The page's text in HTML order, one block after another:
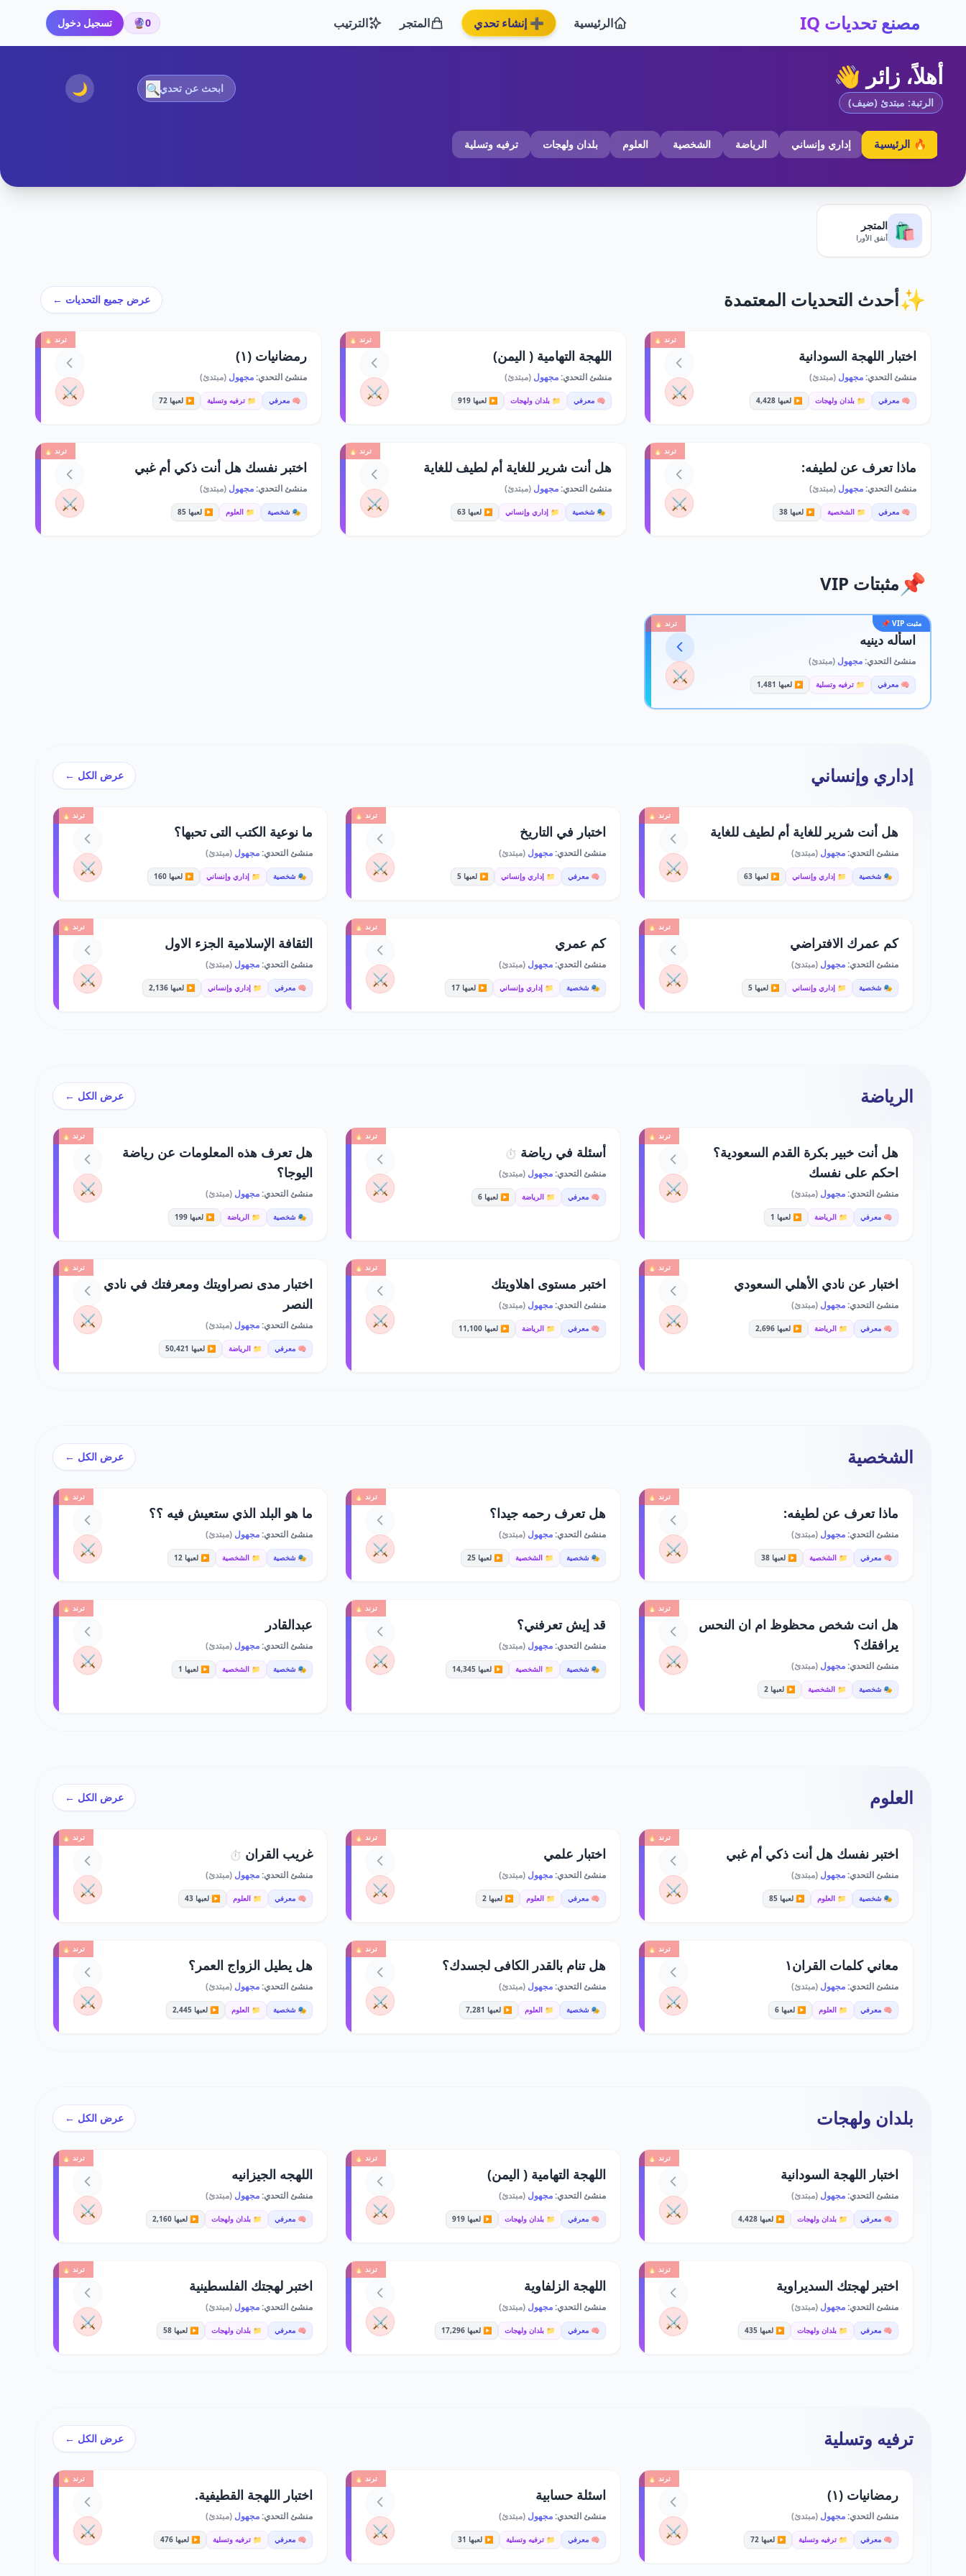
مصنع تحديات IQ الرئيسية ➕ إنشاء تحدي المتجر الترتيب 0
🔮 تسجيل دخول
أهلاً، زائر 👋
الرتبة: مبتدئ (ضيف)
🔍
🌙
🔥 الرئيسية إداري وإنساني الرياضة الشخصية العلوم بلدان ولهجات ترفيه وتسلية
🛍️ المتجر
أنفق الأورا
✨أحدث التحديات المعتمدة عرض جميع التحديات ←
ترند 🔥
اختبار اللهجة السودانية
منشئ التحدي:مجهول (مبتدئ)
🧠 معرفي 📁 بلدان ولهجات ▶️ لعبها 4,428 ⚔️
ترند 🔥
اللهجة التهامية ( اليمن)
منشئ التحدي:مجهول (مبتدئ)
🧠 معرفي 📁 بلدان ولهجات ▶️ لعبها 919 ⚔️
ترند 🔥
رمضانيات (١)
منشئ التحدي:مجهول (مبتدئ)
🧠 معرفي 📁 ترفيه وتسلية ▶️ لعبها 72 ⚔️
ترند 🔥
ماذا تعرف عن لطيفه:
منشئ التحدي:مجهول (مبتدئ)
🧠 معرفي 📁 الشخصية ▶️ لعبها 38 ⚔️
ترند 🔥
هل أنت شرير للغاية أم لطيف للغاية
منشئ التحدي:مجهول (مبتدئ)
🎭 شخصية 📁 إداري وإنساني ▶️ لعبها 63 ⚔️
ترند 🔥
اختبر نفسك هل أنت ذكي أم غبي
منشئ التحدي:مجهول (مبتدئ)
🎭 شخصية 📁 العلوم ▶️ لعبها 85 ⚔️
📌 مثبتات VIP
مثبت VIP 📌 ترند 🔥
اسأله دينيه
منشئ التحدي:مجهول (مبتدئ)
🧠 معرفي 📁 ترفيه وتسلية ▶️ لعبها 1,481 ⚔️
إداري وإنساني عرض الكل ←
ترند 🔥
هل أنت شرير للغاية أم لطيف للغاية
منشئ التحدي:مجهول (مبتدئ)
🎭 شخصية 📁 إداري وإنساني ▶️ لعبها 63 ⚔️
ترند 🔥
اختبار في التاريخ
منشئ التحدي:مجهول(مبتدئ)
🧠 معرفي 📁 إداري وإنساني ▶️ لعبها 5 ⚔️
ترند 🔥
ما نوعية الكتب التى تحبها؟
منشئ التحدي:مجهول (مبتدئ)
🎭 شخصية 📁 إداري وإنساني ▶️ لعبها 160 ⚔️
ترند 🔥
كم عمرك الافتراضي
منشئ التحدي:مجهول (مبتدئ)
🎭 شخصية 📁 إداري وإنساني ▶️ لعبها 5 ⚔️
ترند 🔥
كم عمري
منشئ التحدي:مجهول(مبتدئ)
🎭 شخصية 📁 إداري وإنساني ▶️ لعبها 17 ⚔️
ترند 🔥
الثقافة الإسلامية الجزء الاول
منشئ التحدي:مجهول (مبتدئ)
🧠 معرفي 📁 إداري وإنساني ▶️ لعبها 2,136 ⚔️
الرياضة عرض الكل ←
ترند 🔥
هل أنت خبير بكرة القدم السعودية؟
احكم على نفسك
منشئ التحدي:مجهول (مبتدئ)
🧠 معرفي 📁 الرياضة ▶️ لعبها 1
⚔️
ترند 🔥
أسئلة في رياضة ⏱️
منشئ التحدي:مجهول(مبتدئ)
🧠 معرفي 📁 الرياضة ▶️ لعبها 6 ⚔️
ترند 🔥
هل تعرف هذه المعلومات عن رياضة
اليوجا؟
منشئ التحدي:مجهول (مبتدئ)
🎭 شخصية 📁 الرياضة ▶️ لعبها 199
⚔️
ترند 🔥
اختبار عن نادي الأهلي السعودي
منشئ التحدي:مجهول (مبتدئ)
🧠 معرفي 📁 الرياضة ▶️ لعبها 2,696 ⚔️
ترند 🔥
اختبر مستوى اهلاويتك
منشئ التحدي:مجهول(مبتدئ)
🧠 معرفي 📁 الرياضة ▶️ لعبها 11,100 ⚔️
ترند 🔥
اختبار مدى نصراويتك ومعرفتك في نادي
النصر
منشئ التحدي:مجهول (مبتدئ)
🧠 معرفي 📁 الرياضة ▶️ لعبها 50,421
⚔️
الشخصية عرض الكل ←
ترند 🔥
ماذا تعرف عن لطيفه:
منشئ التحدي:مجهول (مبتدئ)
🧠 معرفي 📁 الشخصية ▶️ لعبها 38 ⚔️
ترند 🔥
هل تعرف رحمه جيدا؟
منشئ التحدي:مجهول(مبتدئ)
🎭 شخصية 📁 الشخصية ▶️ لعبها 25 ⚔️
ترند 🔥
ما هو البلد الذي ستعيش فيه ؟؟
منشئ التحدي:مجهول (مبتدئ)
🎭 شخصية 📁 الشخصية ▶️ لعبها 12 ⚔️
ترند 🔥
هل انت شخص محظوظ ام ان النحس
يرافقك؟
منشئ التحدي:مجهول (مبتدئ)
🎭 شخصية 📁 الشخصية ▶️ لعبها 2
⚔️
ترند 🔥
قد إيش تعرفني؟
منشئ التحدي:مجهول(مبتدئ)
🎭 شخصية 📁 الشخصية ▶️ لعبها 14,345 ⚔️
ترند 🔥
عبدالقادر
منشئ التحدي:مجهول (مبتدئ)
🎭 شخصية 📁 الشخصية ▶️ لعبها 1 ⚔️
العلوم عرض الكل ←
ترند 🔥
اختبر نفسك هل أنت ذكي أم غبي
منشئ التحدي:مجهول (مبتدئ)
🎭 شخصية 📁 العلوم ▶️ لعبها 85 ⚔️
ترند 🔥
اختبار علمي
منشئ التحدي:مجهول(مبتدئ)
🧠 معرفي 📁 العلوم ▶️ لعبها 2 ⚔️
ترند 🔥
غريب القران ⏱️
منشئ التحدي:مجهول (مبتدئ)
🧠 معرفي 📁 العلوم ▶️ لعبها 43 ⚔️
ترند 🔥
معاني كلمات القران١
منشئ التحدي:مجهول (مبتدئ)
🧠 معرفي 📁 العلوم ▶️ لعبها 6 ⚔️
ترند 🔥
هل تنام بالقدر الكافى لجسدك؟
منشئ التحدي:مجهول(مبتدئ)
🎭 شخصية 📁 العلوم ▶️ لعبها 7,281 ⚔️
ترند 🔥
هل يطيل الزواج العمر؟
منشئ التحدي:مجهول (مبتدئ)
🎭 شخصية 📁 العلوم ▶️ لعبها 2,445 ⚔️
بلدان ولهجات عرض الكل ←
ترند 🔥
اختبار اللهجة السودانية
منشئ التحدي:مجهول (مبتدئ)
🧠 معرفي 📁 بلدان ولهجات ▶️ لعبها 4,428 ⚔️
ترند 🔥
اللهجة التهامية ( اليمن)
منشئ التحدي:مجهول(مبتدئ)
🧠 معرفي 📁 بلدان ولهجات ▶️ لعبها 919 ⚔️
ترند 🔥
اللهجه الجيزانيه
منشئ التحدي:مجهول (مبتدئ)
🧠 معرفي 📁 بلدان ولهجات ▶️ لعبها 2,160 ⚔️
ترند 🔥
اختبر لهجتك السديراوية
منشئ التحدي:مجهول (مبتدئ)
🧠 معرفي 📁 بلدان ولهجات ▶️ لعبها 435 ⚔️
ترند 🔥
اللهجة الزلفاوية
منشئ التحدي:مجهول(مبتدئ)
🧠 معرفي 📁 بلدان ولهجات ▶️ لعبها 17,296 ⚔️
ترند 🔥
اختبر لهجتك الفلسطينية
منشئ التحدي:مجهول (مبتدئ)
🧠 معرفي 📁 بلدان ولهجات ▶️ لعبها 58 ⚔️
ترفيه وتسلية عرض الكل ←
ترند 🔥
رمضانيات (١)
منشئ التحدي:مجهول (مبتدئ)
🧠 معرفي 📁 ترفيه وتسلية ▶️ لعبها 72 ⚔️
ترند 🔥
اسئلة حسابية
منشئ التحدي:مجهول(مبتدئ)
🧠 معرفي 📁 ترفيه وتسلية ▶️ لعبها 31 ⚔️
ترند 🔥
اختبار اللهجة القطيفية.
منشئ التحدي:مجهول (مبتدئ)
🧠 معرفي 📁 ترفيه وتسلية ▶️ لعبها 476 ⚔️